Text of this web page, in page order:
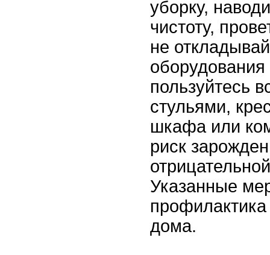
уборку,
чистоту,
не
пользуйтесь
стульями,
шкафа или
риск
Указанные
дома.